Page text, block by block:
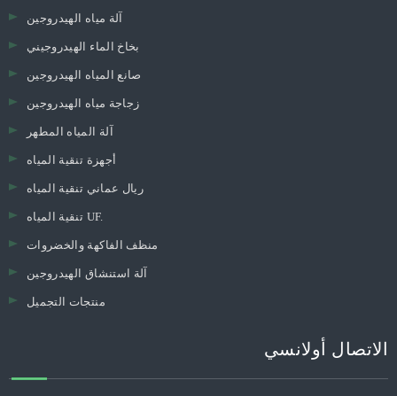
آلة مياه الهيدروجين
بخاخ الماء الهيدروجيني
صانع المياه الهيدروجين
زجاجة مياه الهيدروجين
آلة المياه المطهر
أجهزة تنقية المياه
ريال عماني تنقية المياه
تنقية المياه UF.
منظف ​​الفاكهة والخضروات
آلة استنشاق الهيدروجين
منتجات التجميل
الاتصال أولانسي